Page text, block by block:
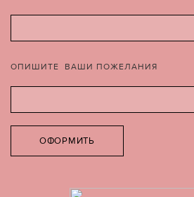
ОПИШИТЕ ВАШИ ПОЖЕЛАНИЯ